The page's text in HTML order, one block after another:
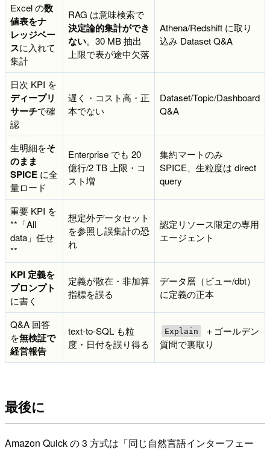
Excel の数
値表をナ
レッジベー
スに入れて
集計
RAG は意味検索で
決定論的集計ができ
ない。30 MB 抽出
上限で表が途中欠落
Athena/Redshift に取り
込み Dataset Q&A
日次 KPI を
ディープリ
サーチで確
認
遅く・コスト高・正
本でない
Dataset/Topic/Dashboard
Q&A
生明細をそ
のまま
SPICE に全
量ロード
Enterprise でも 20
億行/2 TB 上限・コ
スト増
集約マートのみ
SPICE、生粒度は direct
query
重要 KPI を
**「All
data」任せ
**
想定外データセット
を参照し誤集計の恐
れ
認定リソース限定の専用
エージェント
KPI 定義を
プロンプト
に書く
定義が散在・非加算
指標を誤る
データ層（ビュー/dbt）
に定義の正本
Q&A 回答
を無検証で
経営報告
text-to-SQL も粒
度・日付を誤り得る
Explain
＋ゴールデン
質問で裏取り
最後に
Amazon Quick の 3 方式は「同じ自然言語インターフェー